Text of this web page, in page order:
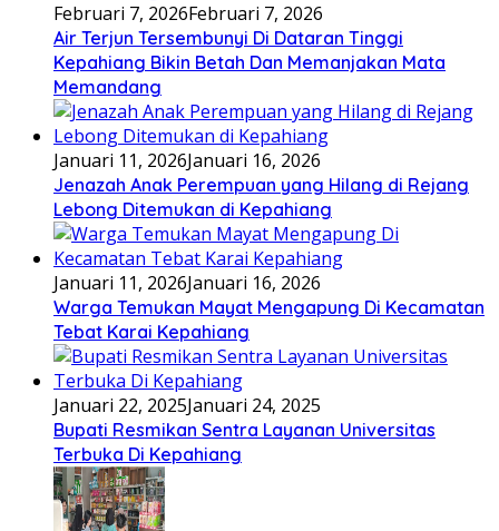
Februari 7, 2026Februari 7, 2026
Air Terjun Tersembunyi Di Dataran Tinggi
Kepahiang Bikin Betah Dan Memanjakan Mata
Memandang
Januari 11, 2026Januari 16, 2026
Jenazah Anak Perempuan yang Hilang di Rejang
Lebong Ditemukan di Kepahiang
Januari 11, 2026Januari 16, 2026
Warga Temukan Mayat Mengapung Di Kecamatan
Tebat Karai Kepahiang
Januari 22, 2025Januari 24, 2025
Bupati Resmikan Sentra Layanan Universitas
Terbuka Di Kepahiang